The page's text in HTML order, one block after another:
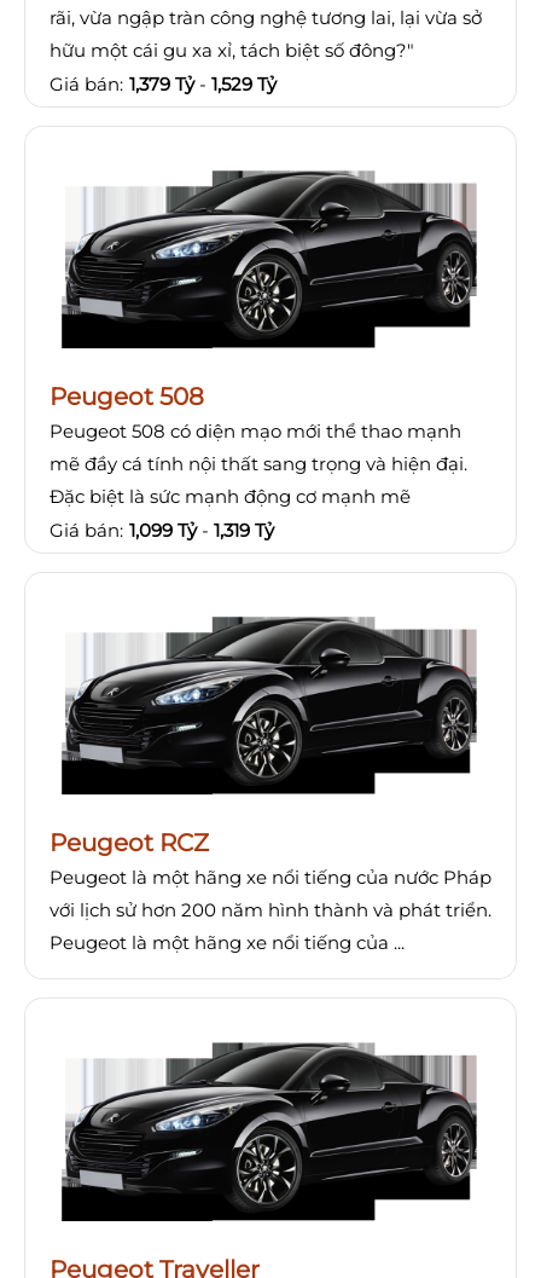
rãi, vừa ngập tràn công nghệ tương lai, lại vừa sở
hữu một cái gu xa xỉ, tách biệt số đông?"
Giá bán: 1,379 Tỷ - 1,529 Tỷ
Peugeot 508
Peugeot 508 có diện mạo mới thể thao mạnh
mẽ đầy cá tính nội thất sang trọng và hiện đại.
Đặc biệt là sức mạnh động cơ mạnh mẽ
Giá bán: 1,099 Tỷ - 1,319 Tỷ
Peugeot RCZ
Peugeot là một hãng xe nổi tiếng của nước Pháp
với lịch sử hơn 200 năm hình thành và phát triển.
Peugeot là một hãng xe nổi tiếng của ...
Peugeot Traveller